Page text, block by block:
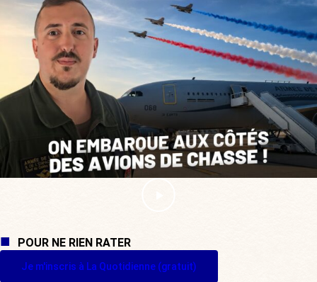
POUR NE RIEN RATER
Je m'inscris à La Quotidienne (gratuit)